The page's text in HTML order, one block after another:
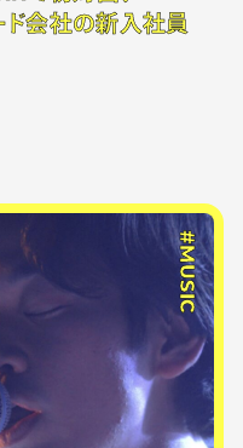
ド会社の新入社員
#MUSIC